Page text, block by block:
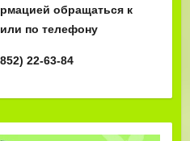
обращаться к
по телефону
22-63-84